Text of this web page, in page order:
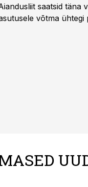
saatsid täna
võtma ühtegi